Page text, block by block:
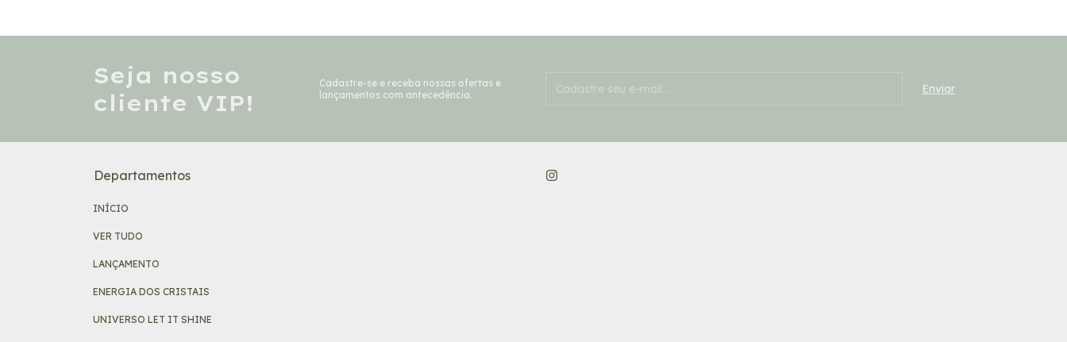
Seja nosso
cliente VIP!
Cadastre-se e receba nossas ofertas e
lançamentos com antecedência.
Departamentos
INÍCIO
VER TUDO
LANÇAMENTO
ENERGIA DOS CRISTAIS
UNIVERSO LET IT SHINE